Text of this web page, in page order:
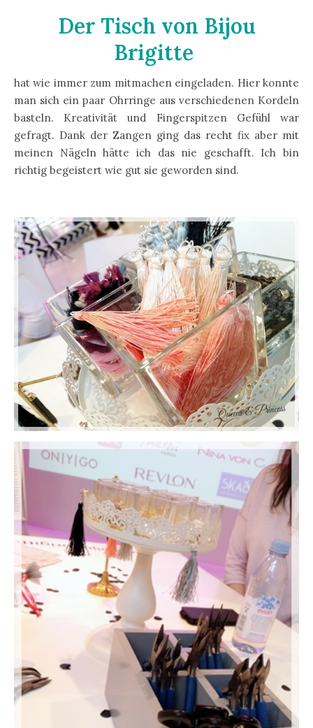
Der Tisch von Bijou
Brigitte
hat wie immer zum mitmachen eingeladen. Hier konnte
man sich ein paar Ohrringe aus verschiedenen Kordeln
basteln. Kreativität und Fingerspitzen Gefühl war
gefragt. Dank der Zangen ging das recht fix aber mit
meinen Nägeln hätte ich das nie geschafft. Ich bin
richtig begeistert wie gut sie geworden sind.